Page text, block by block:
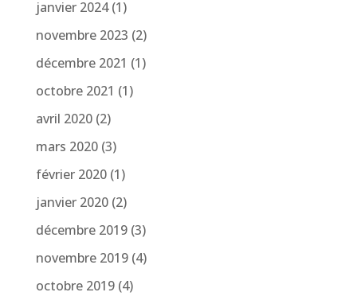
janvier 2024(1)
novembre 2023 (2)
décembre 2021 (1)
octobre 2021 (1)
avril 2020(2)
mars 2020(3)
février 2020(1)
janvier 2020(2)
décembre 2019(3)
novembre 2019(4)
octobre 2019(4)